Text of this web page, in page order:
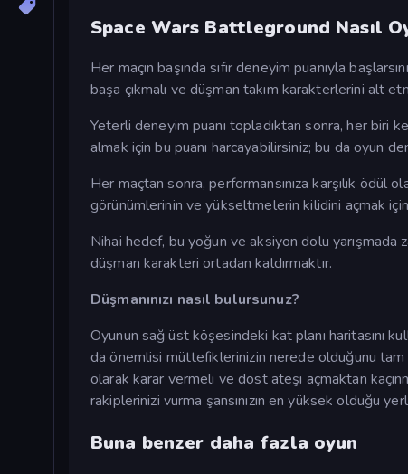
Space Wars Battleground Nasıl
Her maçın başında sıfır deneyim puanıyla
başa çıkmalı ve düşman takım karakterlerini alt
Yeterli deneyim puanı topladıktan sonra, her biri
almak için bu puanı harcayabilirsiniz; bu da oyun
Her maçtan sonra, performansınıza karşılık ödül
görünümlerinin ve yükseltmelerin kilidini açmak
Nihai hedef, bu yoğun ve aksiyon dolu yarışmada
düşman karakteri ortadan kaldırmaktır.
Düşmanınızı nasıl bulursunuz?
Oyunun sağ üst köşesindeki kat planı haritasını
da önemlisi müttefiklerinizin nerede olduğunu
olarak karar vermeli ve dost ateşi açmaktan
rakiplerinizi vurma şansınızın en yüksek olduğu
Buna benzer daha fazla oyun